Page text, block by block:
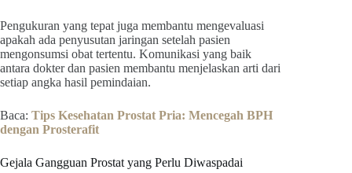
Pengukuran yang tepat juga membantu mengevaluasi
apakah ada penyusutan jaringan setelah pasien
mengonsumsi obat tertentu. Komunikasi yang baik
antara dokter dan pasien membantu menjelaskan arti dari
setiap angka hasil pemindaian.
Baca: Tips Kesehatan Prostat Pria: Mencegah BPH
dengan Prosterafit
Gejala Gangguan Prostat yang Perlu Diwaspadai